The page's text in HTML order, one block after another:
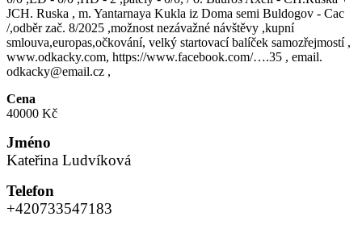
JCH. Ruska , m. Yantarnaya Kukla iz Doma semi Buldogov - Cac
/,odběr zač. 8/2025 ,možnost nezávažné návštěvy ,kupní
smlouva,europas,očkování, velký startovací balíček samozřejmostí ,
www.odkacky.com, https://www.facebook.com/….35 , email.
odkacky@email.cz ,
Cena
40000 Kč
Jméno
Kateřina Ludvíková
Telefon
+420733547183